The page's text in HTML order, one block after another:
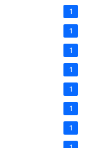
1
1
1
1
1
1
1